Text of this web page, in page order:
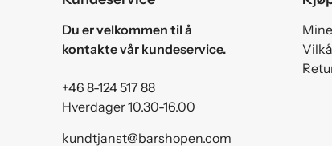
Du er velkommen til å
kontakte vår kundeservice.
+46 8-124 517 88
Hverdager 10.30-16.00
kundtjanst@barshopen.com